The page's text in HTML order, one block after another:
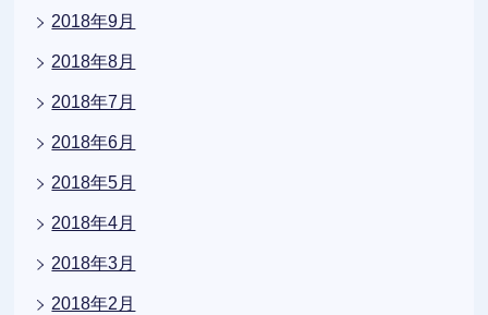
2018年9月
2018年8月
2018年7月
2018年6月
2018年5月
2018年4月
2018年3月
2018年2月